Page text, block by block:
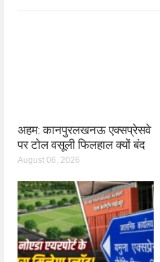
अहम: कानपुरलखनऊ एक्सप्रेसवे
पर टोल वसूली फिलहाल क्यों बंद
August 06, 2026